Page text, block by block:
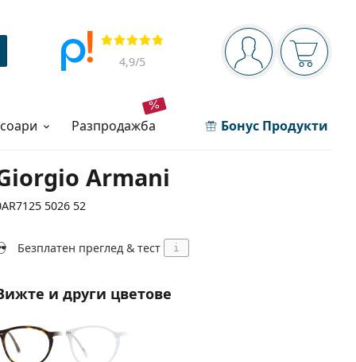
Navigation panel
Вие сте вписани
Прегледи
4,9/5
разпродажба Бонус Продукти
Armani
5026 52
Безплатен преглед & тест i
и други цветове